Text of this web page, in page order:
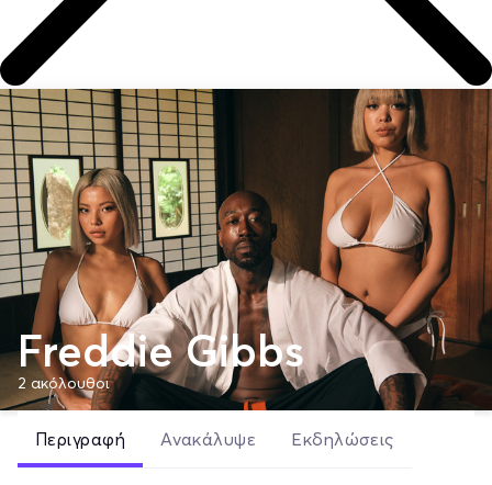
Freddie Gibbs
2 ακόλουθοι
Περιγραφή Ανακάλυψε Εκδηλώσεις